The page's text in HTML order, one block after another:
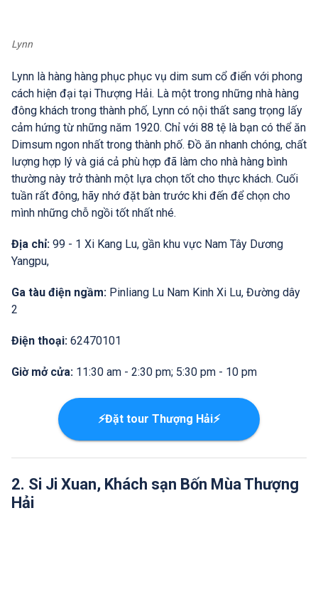
Lynn
Lynn là hàng hàng phục phục vụ dim sum cổ điển với phong
cách hiện đại tại Thượng Hải. Là một trong những nhà hàng
đông khách trong thành phố, Lynn có nội thất sang trọng lấy
cảm hứng từ những năm 1920. Chỉ với 88 tệ là bạn có thể ăn
Dimsum ngon nhất trong thành phố. Đồ ăn nhanh chóng, chất
lượng hợp lý và giá cả phù hợp đã làm cho nhà hàng bình
thường này trở thành một lựa chọn tốt cho thực khách. Cuối
tuần rất đông, hãy nhớ đặt bàn trước khi đến để chọn cho
mình những chỗ ngồi tốt nhất nhé.
Địa chỉ: 99 - 1 Xi Kang Lu, gần khu vực Nam Tây Dương
Yangpu,
Ga tàu điện ngầm: Pinliang Lu Nam Kinh Xi Lu, Đường dây
2
Điện thoại: 62470101
Giờ mở cửa: 11:30 am - 2:30 pm; 5:30 pm - 10 pm
⚡Đặt tour Thượng Hải⚡
2. Si Ji Xuan, Khách sạn Bốn Mùa Thượng
Hải